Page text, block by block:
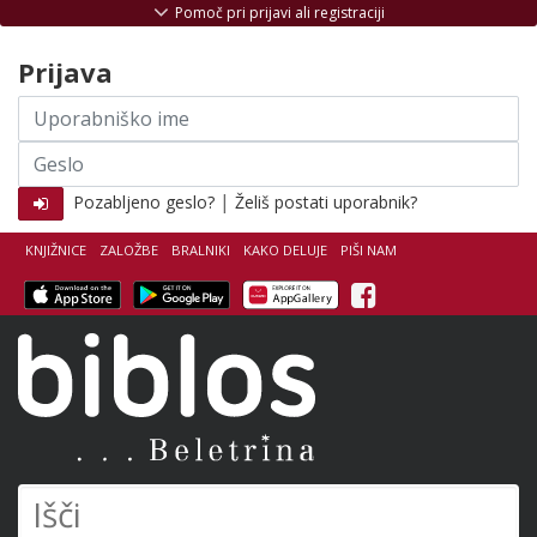
KNJIŽNICE ZALOŽBE BRALNIKI KAKO DELUJE PIŠI NAM
Facebook
Pomoč pri prijavi ali registraciji
Prijava
Uporabniško
ime
Geslo
Pozabljeno geslo? | Želiš postati uporabnik?